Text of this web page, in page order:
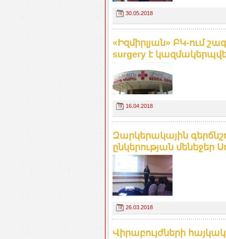
30.05.2018
«Իզմիրլյան» ԲԿ-ում
surgery է
16.04.2018
Զարկերակային
ընկերության մենեջեր
26.03.2018
Վիրաբույժների